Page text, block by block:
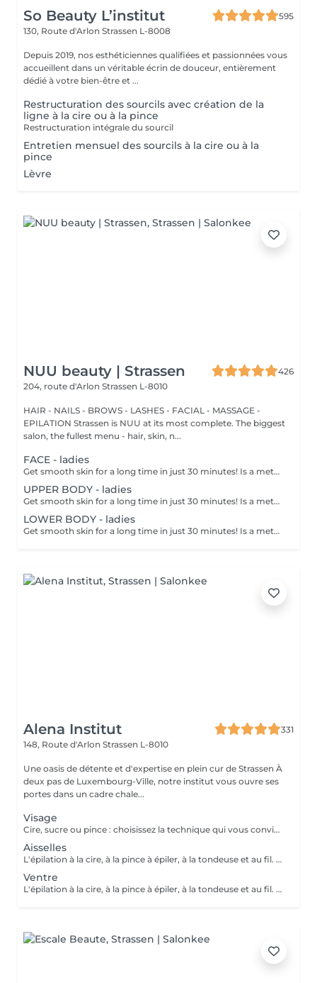
So Beauty L’institut
595
130, Route d'Arlon Strassen L-8008
Depuis 2019, nos esthéticiennes qualifiées et passionnées vous
accueillent dans un véritable écrin de douceur, entièrement
dédié à votre bien-être et ...
Restructuration des sourcils avec création de la
ligne à la cire ou à la pince
Restructuration intégrale du sourcil
Entretien mensuel des sourcils à la cire ou à la
pince
Lèvre
NUU beauty | Strassen
426
204, route d'Arlon Strassen L-8010
HAIR - NAILS - BROWS - LASHES - FACIAL - MASSAGE -
EPILATION Strassen is NUU at its most complete. The biggest
salon, the fullest menu - hair, skin, n...
FACE - ladies
Get smooth skin for a long time in just 30 minutes! Is a method of hair removal when your hair is pulled out with warm wax with the hair follicle. How is wax epilation done? - preparation is performed - wax is applied - depilation is performed - wax residue is removed Age restrictions: recommended to do from 14 years. Post procedure recommendations: do not take hot bath, do not visit sauna, do not swim in the pool for 12 hours after the procedure - it can cause irritation. Frequency: once in 4 weeks.
UPPER BODY - ladies
Get smooth skin for a long time in just 30 minutes! Is a method of hair removal when your hair is pulled out with warm wax with the hair follicle. How is wax epilation done? - preparation is performed - wax is applied - depilation is performed - wax residue is removed Age restrictions: recommended to do from 14 years. Post procedure recommendations: do not take hot bath, do not visit sauna, do not swim in the pool for 12 hours after the procedure - it can cause irritation. Frequency: once in 4 weeks.
LOWER BODY - ladies
Get smooth skin for a long time in just 30 minutes! Is a method of hair removal when your hair is pulled out with warm wax with the hair follicle. How is wax epilation done? - preparation is performed - wax is applied - depilation is performed - wax residue is removed Age restrictions: recommended to do from 14 years. Post procedure recommendations: do not take hot bath, do not visit sauna, do not swim in the pool for 12 hours after the procedure - it can cause irritation. Frequency: once in 4 weeks.
Alena Institut
331
148, Route d'Arlon Strassen L-8010
Une oasis de détente et d'expertise en plein cur de Strassen À
deux pas de Luxembourg-Ville, notre institut vous ouvre ses
portes dans un cadre chale...
Visage
Cire, sucre ou pince : choisissez la technique qui vous convient ! Pour un résultat impeccable, chaque séance se termine toujours par une finition minutieuse à la pince. Résultat net, peau douce et parfaite, à chaque fois.
Aisselles
L'épilation à la cire, à la pince à épiler, à la tondeuse et au fil. Toutes nos techniques d'épilation vous garantissent un résultat net et durable. En fin de séance, quelque soit la technique d'épilation choisie, nous utilisons systématiquement une pince à épiler, pour un résultat parfait.
Ventre
L'épilation à la cire, à la pince à épiler, à la tondeuse et au fil. Toutes nos techniques d'épilation vous garantissent un résultat net et durable. En fin de séance, quelque soit la technique d'épilation choisie, nous utilisons systématiquement une pince à épiler, pour un résultat parfait.